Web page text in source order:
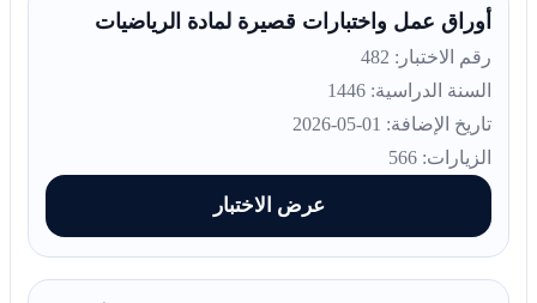
أوراق عمل واختبارات قصيرة لمادة الرياضيات
رقم الاختبار: 482
السنة الدراسية: 1446
تاريخ الإضافة: 01-05-2026
الزيارات: 566
عرض الاختبار